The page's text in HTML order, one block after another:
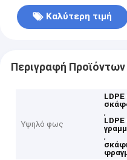
Καλύτερη τιμή
Περιγραφή Προϊόντων
Υψηλό φως
,
,